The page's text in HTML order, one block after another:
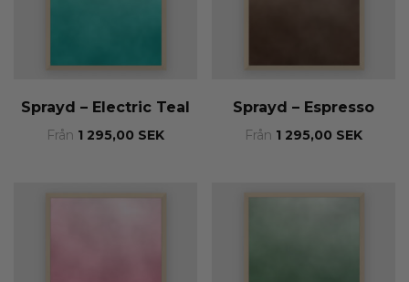
Sprayd – Electric Teal
Från 1 295,00 SEK
Sprayd – Espresso
Från 1 295,00 SEK